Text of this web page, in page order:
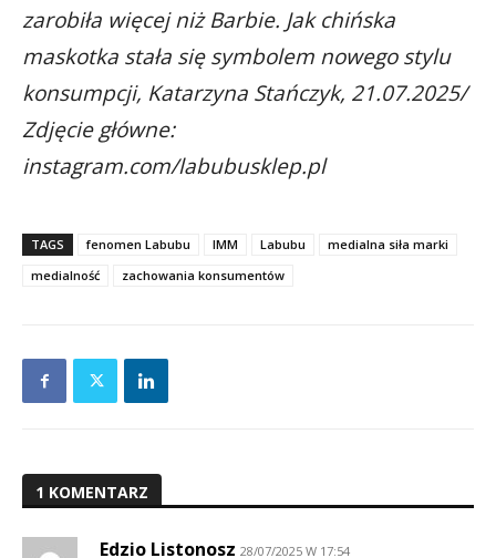
zarobiła więcej niż Barbie. Jak chińska
maskotka stała się symbolem nowego stylu
konsumpcji, Katarzyna Stańczyk, 21.07.2025/
Zdjęcie główne:
instagram.com/labubusklep.pl
TAGS fenomen Labubu IMM Labubu
medialna siła marki
medialność
zachowania konsumentów
1 KOMENTARZ
Edzio Listonosz 28/07/2025 W 17:54